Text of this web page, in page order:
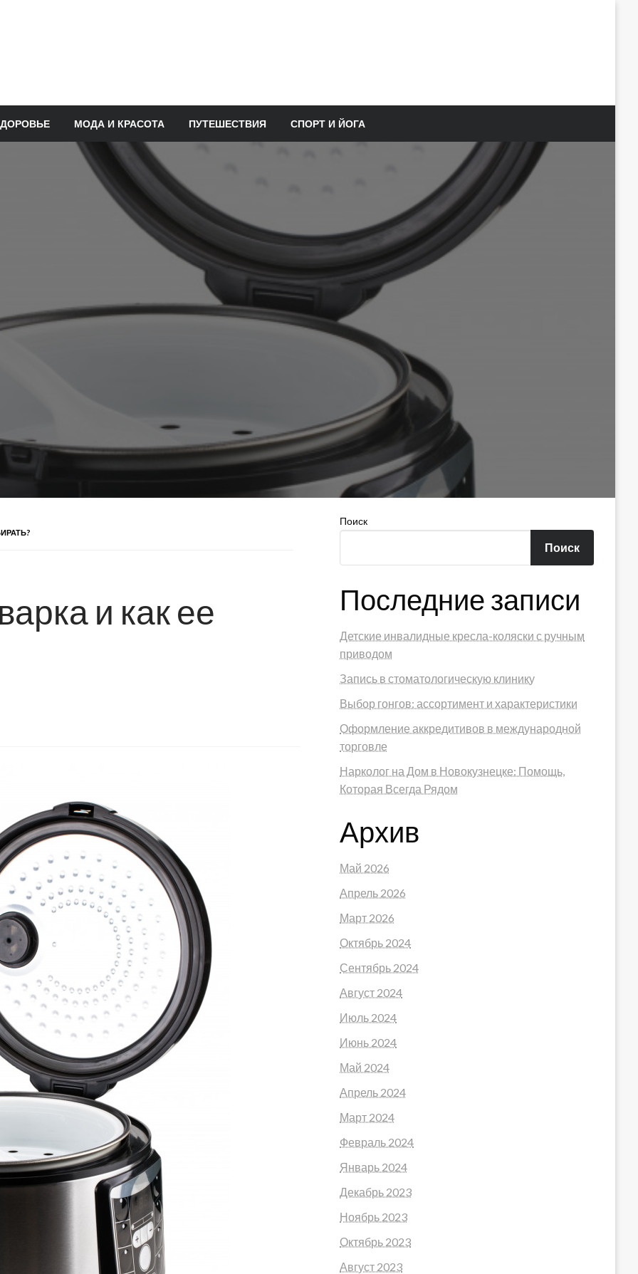
МОДА И КРАСОТА ПУТЕШЕСТВИЯ СПОРТ И ЙОГА
и как ее
Поиск
Поиск
Последние записи
Детские инвалидные кресла-коляски с ручным
приводом
Запись в стоматологическую клинику
Выбор гонгов: ассортимент и характеристики
Оформление аккредитивов в международной
торговле
Нарколог на Дом в Новокузнецке: Помощь,
Которая Всегда Рядом
Архив
Май 2026
Апрель 2026
Март 2026
Октябрь 2024
Сентябрь 2024
Август 2024
Июль 2024
Июнь 2024
Май 2024
Апрель 2024
Март 2024
Февраль 2024
Январь 2024
Декабрь 2023
Ноябрь 2023
Октябрь 2023
Август 2023